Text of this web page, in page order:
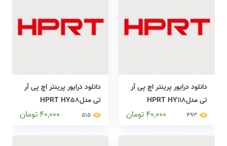
دانلود درایور پرینتر اچ پی آر
تی مدلHPRT HY118
printers drivers
493
40,000 تومان
دانلود درایور پرینتر اچ پی آر
تی مدلHPRT HY58
printers drivers
515
40,000 تومان